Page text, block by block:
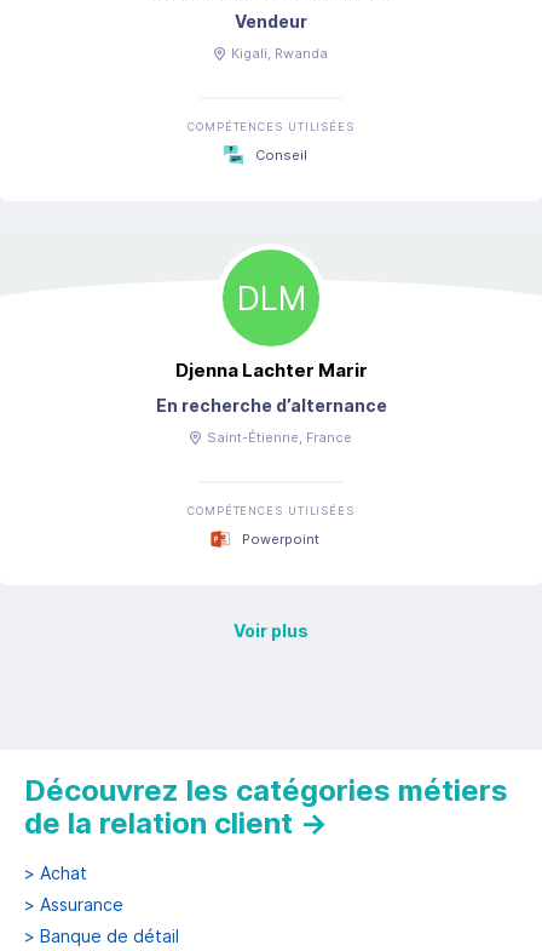
Vendeur
Kigali, Rwanda
COMPÉTENCES UTILISÉES
Conseil
DLM
Djenna Lachter Marir
En recherche d’alternance
Saint-Étienne, France
COMPÉTENCES UTILISÉES
Powerpoint
Voir plus
Découvrez les catégories métiers
de la relation client →
> Achat
> Assurance
> Banque de détail